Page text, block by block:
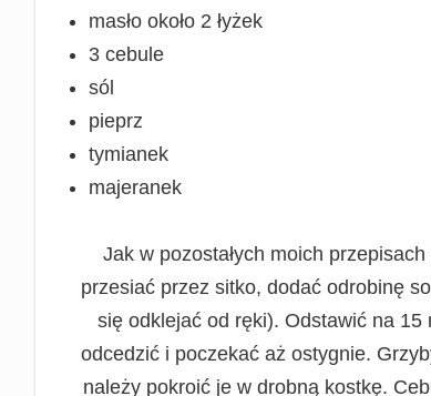
masło około 2 łyżek
3 cebule
sól
pieprz
tymianek
majeranek
Jak w pozostałych moich
przesiać przez sitko, dodać odrobinę
się odklejać od ręki). Odstawić na
odcedzić i poczekać aż ostygnie.
należy pokroić je w drobną kostkę.